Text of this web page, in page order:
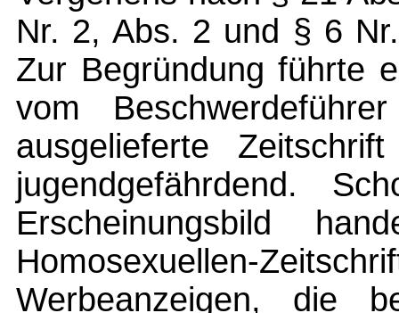
Nr. 2, Abs. 2 und § 6
Zur Begründung führte
vom
ausgelieferte
jugendgefährdend.
Erscheinungsbild
Homosexuellen-
Werbeanzeigen, die